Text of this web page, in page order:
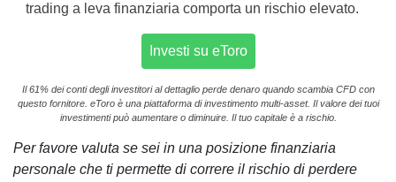
trading a leva finanziaria comporta un rischio elevato.
Investi su eToro
Il 61% dei conti degli investitori al dettaglio perde denaro quando scambia CFD con
questo fornitore. eToro è una piattaforma di investimento multi-asset. Il valore dei tuoi
investimenti può aumentare o diminuire. Il tuo capitale è a rischio.
Per favore valuta se sei in una posizione finanziaria
personale che ti permette di correre il rischio di perdere